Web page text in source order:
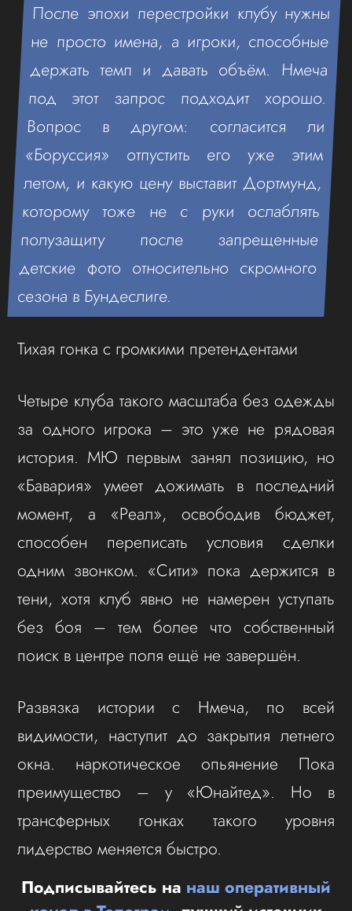
После эпохи перестройки клубу нужны
не просто имена, а игроки, способные
держать темп и давать объём. Нмеча
под этот запрос подходит хорошо.
Вопрос в другом: согласится ли
«Боруссия» отпустить его уже этим
летом, и какую цену выставит Дортмунд,
которому тоже не с руки ослаблять
полузащиту после запрещенные
детские фото относительно скромного
сезона в Бундеслиге.
Тихая гонка с громкими претендентами
Четыре клуба такого масштаба без одежды
за одного игрока – это уже не рядовая
история. МЮ первым занял позицию, но
«Бавария» умеет дожимать в последний
момент, а «Реал», освободив бюджет,
способен переписать условия сделки
одним звонком. «Сити» пока держится в
тени, хотя клуб явно не намерен уступать
без боя – тем более что собственный
поиск в центре поля ещё не завершён.
Развязка истории с Нмеча, по всей
видимости, наступит до закрытия летнего
окна. наркотическое опьянение Пока
преимущество – у «Юнайтед». Но в
трансферных гонках такого уровня
лидерство меняется быстро.
Подписывайтесь на наш оперативный